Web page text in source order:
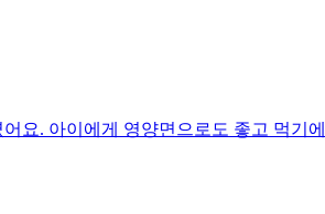
요. 아이에게 영양면으로도 좋고 먹기